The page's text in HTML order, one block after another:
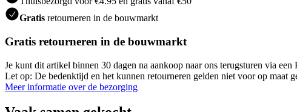
Gratis retourneren in de bouwmarkt
Gratis retourneren in de bouwmarkt
Je kunt dit artikel binnen 30 dagen na aankoop naar ons terugsturen via
Let op: De bedenktijd en het kunnen retourneren gelden niet voor op maat
Meer informatie over de bezorging